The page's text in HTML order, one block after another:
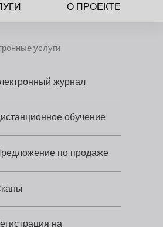
О ПРОЕКТЕ
услуги
журнал
обучение
по продаже
на